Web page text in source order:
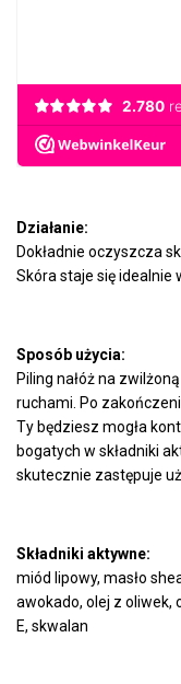
Działanie:
Dokładnie oczyszcza
Skóra staje się idealnie
Sposób użycia:
Piling nałóż na
ruchami. Po
Ty będziesz mogła
bogatych w składniki
skutecznie zastępuje
Składniki aktywne:
miód lipowy, masło
awokado, olej z oliwek,
E, skwalan